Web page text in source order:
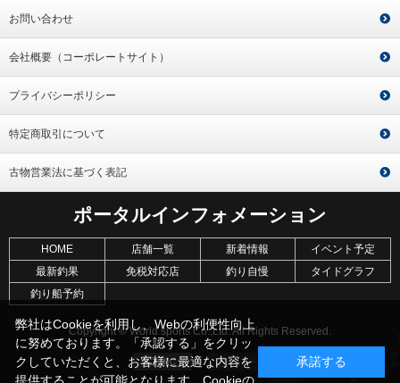
お問い合わせ
会社概要（コーポレートサイト）
プライバシーポリシー
特定商取引について
古物営業法に基づく表記
ポータルインフォメーション
HOME 店舗一覧 新着情報
イベント予定
最新釣果
免税対応店 釣り自慢
タイドグラフ
釣り船予約
Copyright © World sports Co.,Ltd. All Rights Reserved.
弊社はCookieを利用し、Webの利便性向上
に努めております。「承認する」をクリッ
クしていただくと、お客様に最適な内容を
承諾する